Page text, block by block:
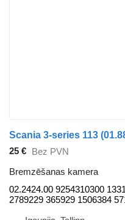
25 € Bez PVN
Bremzēšanas kamera
02.2424.00 9254310300
2789229 365929 1506384